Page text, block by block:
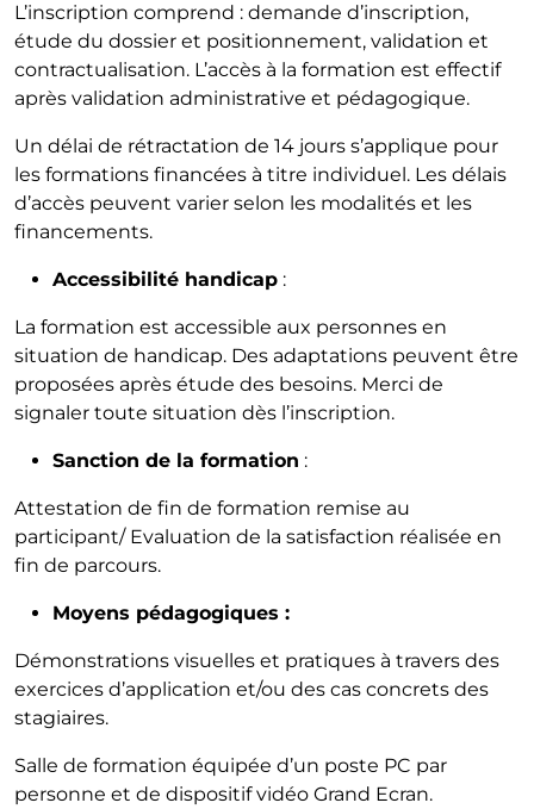
L’inscription comprend : demande d’inscription,
étude du dossier et positionnement, validation et
contractualisation. L’accès à la formation est effectif
après validation administrative et pédagogique.
Un délai de rétractation de 14 jours s’applique pour
les formations financées à titre individuel. Les délais
d’accès peuvent varier selon les modalités et les
financements.
Accessibilité handicap :
La formation est accessible aux personnes en
situation de handicap. Des adaptations peuvent être
proposées après étude des besoins. Merci de
signaler toute situation dès l’inscription.
Sanction de la formation :
Attestation de fin de formation remise au
participant/ Evaluation de la satisfaction réalisée en
fin de parcours.
Moyens pédagogiques :
Démonstrations visuelles et pratiques à travers des
exercices d’application et/ou des cas concrets des
stagiaires.
Salle de formation équipée d’un poste PC par
personne et de dispositif vidéo Grand Ecran.